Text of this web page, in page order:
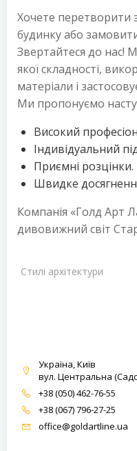
Хочете перетворити
будинку або
Звертайтеся до нас!
якої складності,
матеріали і
Ми пропонуємо
Високий
Індивідуальний
Приємні розцінки.
Швидке
Компанія «Голд Арт
дивовижний світ
Стилі архітектури
Україна, Київ
вул. Центральна
+38 (050) 462-76-55
+38 (067) 796-27-25
office@goldartline.ua